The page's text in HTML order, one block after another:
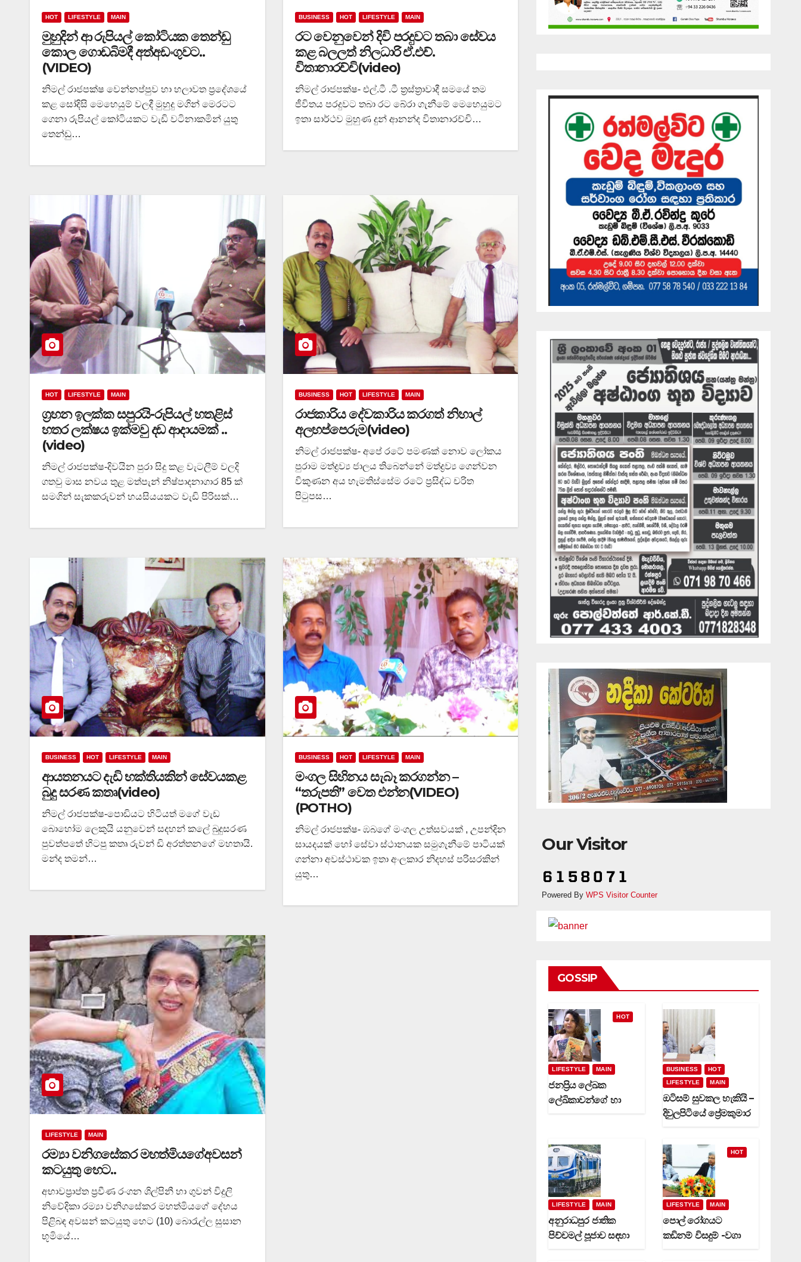
HOT LIFESTYLE MAIN
මුහුදින් ආ රුපියල් කෝටියක තෙන්ඩු
කොල ගොඩබිමදී අත්අඩංගුවට..
(VIDEO)
නිමල් රාජපක්ෂ වෙන්නප්පුව හා හලාවත ප්‍රදේශයේ
කළ සෝදිසි මෙහෙයුම් වලදී මුහුදු මගින් මෙරටට
ගෙනා රුපියල් කෝටියකට වැඩි වටිනාකමින් යුතු
තෙන්ඩු…
BUSINESS HOT LIFESTYLE MAIN
රට වෙනුවෙන් දිවි පරදුවට තබා සේවය
කළ බලලත් නිලධාරි ඒ.එච්.
විතානාරච්චි(video)
නිමල් රාජපක්ෂ- එල්.ටී .ටී ත්‍රස්ත්‍රාවාදී සමයේ තම
ජීවිතය පරදුවට තබා රට බේරා ගැනීමේ මෙහෙයුමට
ඉතා සාර්ථව මුහුණ දුන් ආනන්ද විතානාරච්චි…
HOT LIFESTYLE MAIN
ග්‍රහන ඉලක්ක සපුරයි-රුපියල් හතළිස්
හතර ලක්ෂය ඉක්මවු දඩ ආදායමක් ..
(video)
නිමල් රාජපක්ෂ-දිවයින පුරා සිදු කළ වැටලීම් වලදි
ගතවු මාස නවය තුළ මත්පැන් නිෂ්පාදනාගාර 85 ක්
සමගින් සැකකරුවන් හයසියයකට වැඩි පිරිසක්…
BUSINESS HOT LIFESTYLE MAIN
රාජකාරිය දේවකාරිය කරගත් නිහාල්
අලහප්පෙරුම(video)
නිමල් රාජපක්ෂ- අපේ රටේ පමණක් නොව ලෝකය
පුරාම මත්ද්‍රව්‍ය ජාලය තිබෙන්නේ මත්ද්‍රව්‍ය ගෙන්වන
විකුණන අය හැමතිස්සේම රටේ ප්‍රසිද්ධ චරිත
පිටුපස…
BUSINESS HOT LIFESTYLE MAIN
ආයතනයට දැඩි භක්තියකින් සේවයකළ
බුදු සරණ කතෘ(video)
නිමල් රාජපක්ෂ-පොඩියට හිටියත් මගේ වැඩ
බොහෝම ලෙකුයි යනුවෙන් සදහන් කලේ බුදුසරණ
පුවත්පතේ හිටපු කතෘ රුවන් ඩි අරත්තනගේ මහතායි.
මන්ද තමන්…
BUSINESS HOT LIFESTYLE MAIN
මංගල සිහිනය සැබෑ කරගන්න –
“තරුපති” වෙත එන්න(VIDEO)
(POTHO)
නිමල් රාජපක්ෂ- ඹබගේ මංගල උත්සවයක් , උපන්දින
සායදයක් හෝ සේවා ස්ථානයක සමුගැනීමේ පාටියක්
ගන්නා අවස්ථාවක ඉතා අංලකාර නිදහස් පරිසරකින්
යුතු…
LIFESTYLE MAIN
රම්‍යා වනිගසේකර මහත්මියගේඅවසන්
කටයුතු හෙට..
අභාවප්‍රාප්ත ප්‍රවීණ රංගන ශිල්පිනී හා ගුවන් විදුලි
නිවේදිකා රම්‍යා වනිගසේකර මහත්මියගේ දේහය
පිළිබඳ අවසන් කටයුතු හෙට (10) බොරැල්ල සුසාන
භූමියේ…
Our Visitor
Powered ByWPS Visitor Counter
GOSSIP
HOT
LIFESTYLE MAIN
ජනප්‍රිය ලේඛක
ලේඛිකාවන්ගේ හා
දෙකක් (video)
BUSINESS
HOT
LIFESTYLE
MAIN
ඔටිසම් සුවකල හැකියි –
දිවුලපිටියේ ප්‍රේමකුමාර
LIFESTYLE MAIN
අනුරාධපුර ජාතික
පිච්චමල් පූජාව සඳහා
HOT
LIFESTYLE MAIN
පොල් රෝගයට
කඩිනම් විසදුම් -වගා